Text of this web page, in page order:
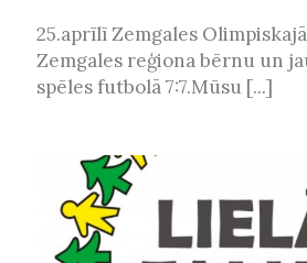
25.aprīlī Zemgales
Zemgales reģiona bērnu un
spēles futbolā 7:7.Mūsu [...]